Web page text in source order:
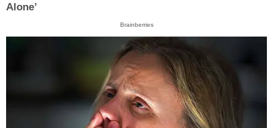
Alone’
Brainberries